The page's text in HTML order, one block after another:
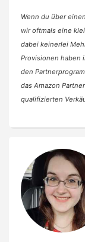
Wenn du über
wir oftmals eine
dabei keinerlei
Provisionen haben
den
das Amazon
qualifizierten